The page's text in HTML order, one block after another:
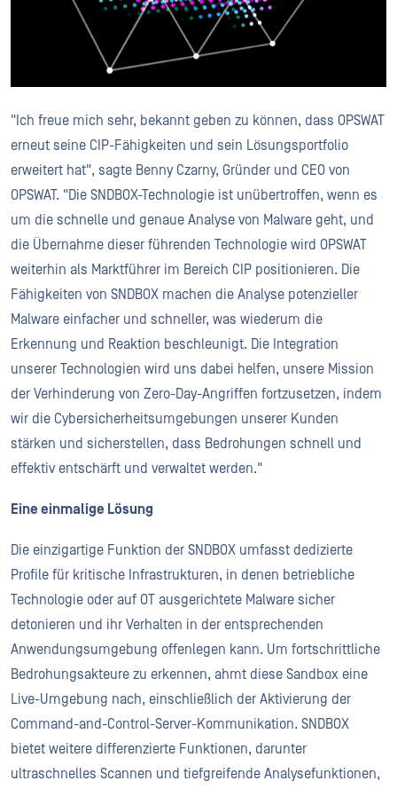
"Ich freue mich sehr, bekannt geben zu können, dass OPSWAT
erneut seine CIP-Fähigkeiten und sein Lösungsportfolio
erweitert hat", sagte Benny Czarny, Gründer und CEO von
OPSWAT. "Die SNDBOX-Technologie ist unübertroffen, wenn es
um die schnelle und genaue Analyse von Malware geht, und
die Übernahme dieser führenden Technologie wird OPSWAT
weiterhin als Marktführer im Bereich CIP positionieren. Die
Fähigkeiten von SNDBOX machen die Analyse potenzieller
Malware einfacher und schneller, was wiederum die
Erkennung und Reaktion beschleunigt. Die Integration
unserer Technologien wird uns dabei helfen, unsere Mission
der Verhinderung von Zero-Day-Angriffen fortzusetzen, indem
wir die Cybersicherheitsumgebungen unserer Kunden
stärken und sicherstellen, dass Bedrohungen schnell und
effektiv entschärft und verwaltet werden."
Eine einmalige Lösung
Die einzigartige Funktion der SNDBOX umfasst dedizierte
Profile für kritische Infrastrukturen, in denen betriebliche
Technologie oder auf OT ausgerichtete Malware sicher
detonieren und ihr Verhalten in der entsprechenden
Anwendungsumgebung offenlegen kann. Um fortschrittliche
Bedrohungsakteure zu erkennen, ahmt diese Sandbox eine
Live-Umgebung nach, einschließlich der Aktivierung der
Command-and-Control-Server-Kommunikation. SNDBOX
bietet weitere differenzierte Funktionen, darunter
ultraschnelles Scannen und tiefgreifende Analysefunktionen,